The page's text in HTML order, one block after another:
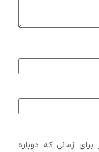
زمانی که دوباره